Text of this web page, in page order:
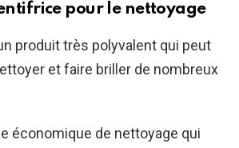
pour le nettoyage
produit très polyvalent qui peut
et faire briller de nombreux
économique de nettoyage qui